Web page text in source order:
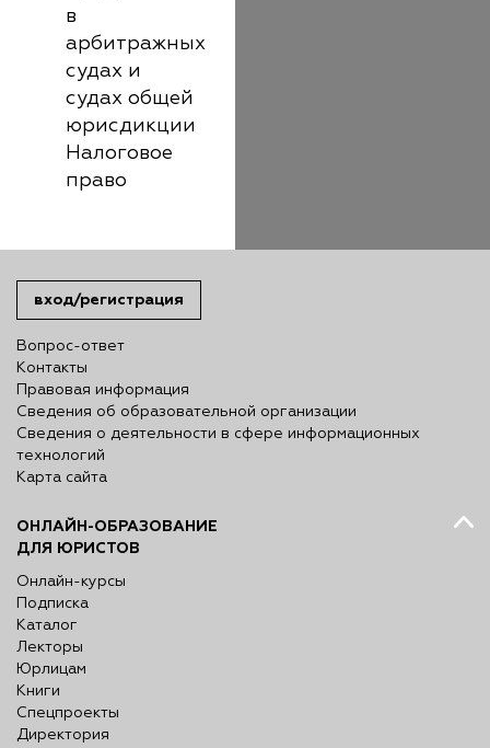
в
арбитражных
судах и
судах общей
юрисдикции
Налоговое
право
вход/регистрация
Вопрос-ответ
Контакты
Правовая информация
Сведения об образовательной организации
Сведения о деятельности в сфере информационных
технологий
Карта сайта
ОНЛАЙН-ОБРАЗОВАНИЕ
ДЛЯ ЮРИСТОВ
Онлайн-курсы
Подписка
Каталог
Лекторы
Юрлицам
Книги
Спецпроекты
Директория